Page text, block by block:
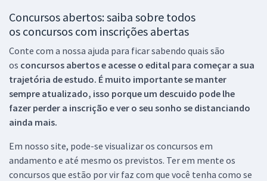
Concursos abertos: saiba sobre todos
os concursos com inscrições abertas
Conte com a nossa ajuda para ficar sabendo quais são
os concursos abertos e acesse o edital para começar a sua
trajetória de estudo. É muito importante se manter
sempre atualizado, isso porque um descuido pode lhe
fazer perder a inscrição e ver o seu sonho se distanciando
ainda mais.
Em nosso site, pode-se visualizar os concursos em
andamento e até mesmo os previstos. Ter em mente os
concursos que estão por vir faz com que você tenha como se